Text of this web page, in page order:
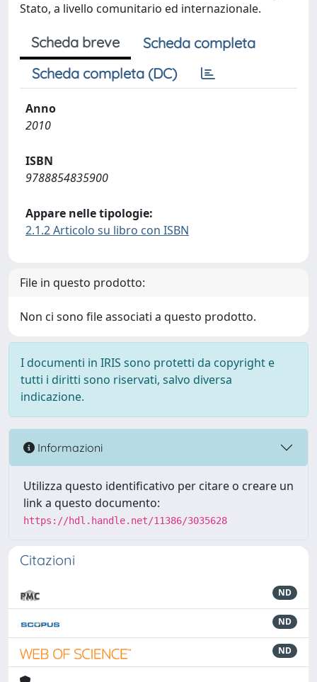
Stato, a livello comunitario ed internazionale.
Scheda breve
Scheda completa
Scheda completa (DC)
Anno
2010
ISBN
9788854835900
Appare nelle tipologie:
2.1.2 Articolo su libro con ISBN
File in questo prodotto:
Non ci sono file associati a questo prodotto.
I documenti in IRIS sono protetti da copyright e
tutti i diritti sono riservati, salvo diversa
indicazione.
Informazioni
Utilizza questo identificativo per citare o creare un
link a questo documento:
https://hdl.handle.net/11386/3035628
Citazioni
ND
ND
ND